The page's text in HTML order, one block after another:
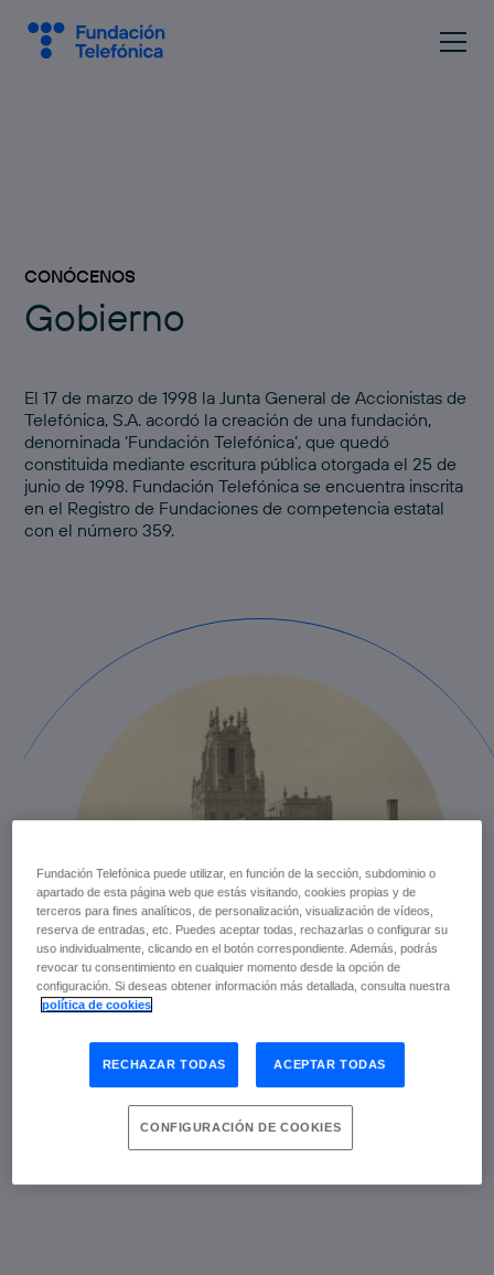
CONÓCENOS
Gobierno
El 17 de marzo de 1998 la Junta General de Accionistas de
Telefónica, S.A. acordó la creación de una fundación,
denominada ‘Fundación Telefónica’, que quedó
constituida mediante escritura pública otorgada el 25 de
junio de 1998. Fundación Telefónica se encuentra inscrita
en el Registro de Fundaciones de competencia estatal
con el número 359.
Fundación Telefónica puede utilizar, en función de la sección, subdominio o
apartado de esta página web que estás visitando, cookies propias y de
terceros para fines analíticos, de personalización, visualización de vídeos,
reserva de entradas, etc. Puedes aceptar todas, rechazarlas o configurar su
uso individualmente, clicando en el botón correspondiente. Además, podrás
revocar tu consentimiento en cualquier momento desde la opción de
configuración. Si deseas obtener información más detallada, consulta nuestra
política de cookies
RECHAZAR TODAS ACEPTAR TODAS
CONFIGURACIÓN DE COOKIES